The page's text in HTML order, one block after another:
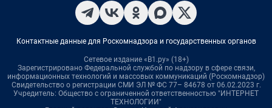
Контактные данные для Роскомнадзора и государственных органов
Сетевое издание «В1.ру» (18+)
Зарегистрировано Федеральной службой по надзору в сфере связи,
информационных технологий и массовых коммуникаций (Роскомнадзор)
Свидетельство о регистрации СМИ ЭЛ № ФС 77– 84678 от 06.02.2023 г.
Учредитель: Общество с ограниченной ответственностью "ИНТЕРНЕТ
ТЕХНОЛОГИИ"